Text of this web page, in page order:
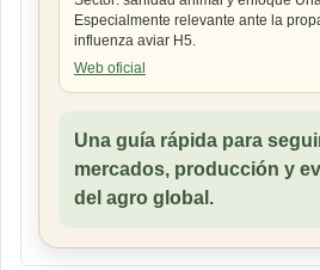
Especialmente relevante ante la
influenza aviar H5.
Web oficial
Una guía rápida para
mercados, producción y
del agro global.